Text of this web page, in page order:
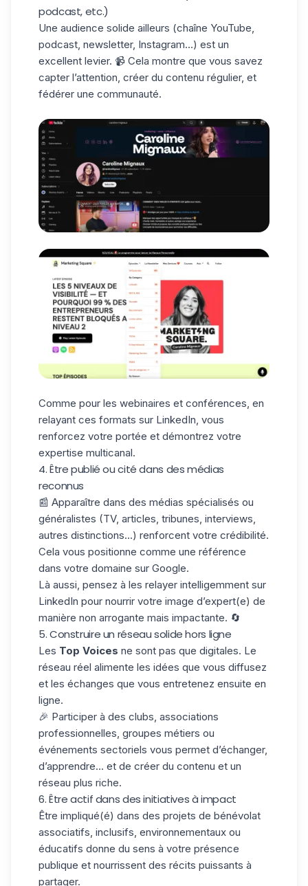
podcast, etc.)
Une audience solide ailleurs (chaîne YouTube,
podcast, newsletter, Instagram…) est un
excellent levier. 📹 Cela montre que vous savez
capter l’attention, créer du contenu régulier, et
fédérer une communauté.
Comme pour les webinaires et conférences, en
relayant ces formats sur LinkedIn, vous
renforcez votre portée et démontrez votre
expertise multicanal.
4. Être publié ou cité dans des médias
reconnus
📰 Apparaître dans des médias spécialisés ou
généralistes (TV, articles, tribunes, interviews,
autres distinctions...) renforcent votre crédibilité.
Cela vous positionne comme une référence
dans votre domaine sur Google.
Là aussi, pensez à les relayer intelligemment sur
LinkedIn pour nourrir votre image d’expert(e) de
manière non arrogante mais impactante. 🔄
5. Construire un réseau solide hors ligne
Les Top Voices ne sont pas que digitales. Le
réseau réel alimente les idées que vous diffusez
et les échanges que vous entretenez ensuite en
ligne.
🎉 Participer à des clubs, associations
professionnelles, groupes métiers ou
événements sectoriels vous permet d’échanger,
d’apprendre… et de créer du contenu et un
réseau plus riche.
6. Être actif dans des initiatives à impact
Être impliqué(é) dans des projets de bénévolat
associatifs, inclusifs, environnementaux ou
éducatifs donne du sens à votre présence
publique et nourrissent des récits puissants à
partager.